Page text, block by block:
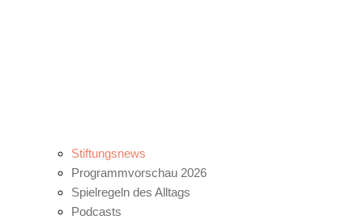
Stiftungsnews
Programmvorschau 2026
Spielregeln des Alltags
Podcasts